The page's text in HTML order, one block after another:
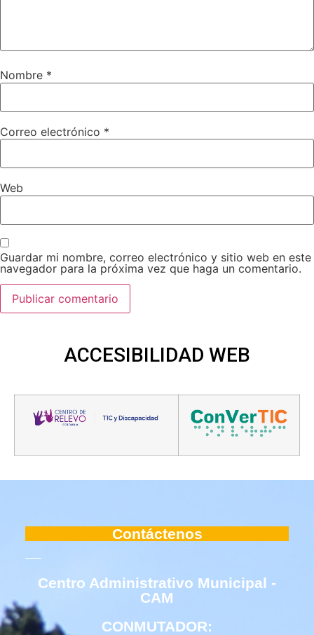
Nombre *
Correo electrónico *
Web
Guardar mi nombre, correo electrónico y sitio web en este
navegador para la próxima vez que haga un comentario.
ACCESIBILIDAD WEB
Contáctenos
Centro Administrativo Municipal -
CAM
CONMUTADOR: